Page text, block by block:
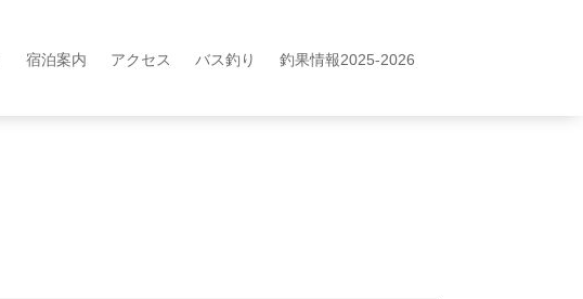
宿泊案内 アクセス バス釣り 釣果情報2025-2026